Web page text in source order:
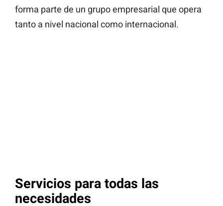
forma parte de un grupo empresarial que opera
tanto a nivel nacional como internacional.
Servicios para todas las
necesidades